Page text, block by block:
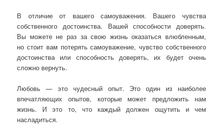
В отличие от вашего самоуважения. Вашего чувства
собственного достоинства. Вашей способности доверять.
Вы можете не раз за свою жизнь оказаться влюбленным,
но стоит вам потерять самоуважение, чувство собственного
достоинства или способность доверять, их будет очень
сложно вернуть.
Любовь — это чудесный опыт. Это один из наиболее
впечатляющих опытов, которые может предложить нам
жизнь. И это то, что каждый должен ощутить и чем
насладиться.